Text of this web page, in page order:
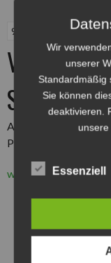
9. September 2018
Seelze
Am 15.09.2018
Plätze 7-12 der
„Vorbericht
weiterlesen→
Wir
unserer
Standardmäßig
Sie können
deaktivieren.
unsere
Essenziell